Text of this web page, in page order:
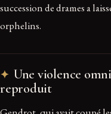
succession de drames a
orphelins.
Une violence
reproduit